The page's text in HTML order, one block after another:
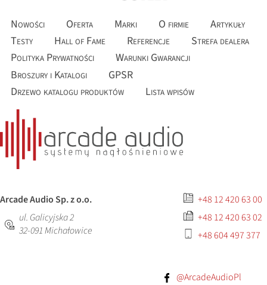
Nowości Oferta Marki O firmie
Artykuły
Testy
Hall of Fame Referencje
Strefa dealera
Polityka Prywatności
Warunki Gwarancji
Broszury i Katalogi
GPSR
Drzewo katalogu produktów
Lista wpisów
Arcade Audio Sp. z o.o.
ul. Galicyjska 2
32-091Michałowice
+48 12 420 63 00
+48 12 420 63 02
+48 604 497 377
@ArcadeAudioPl